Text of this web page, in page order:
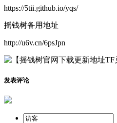
https://5tii.github.io/yqs/
摇钱树备用地址
http://u6v.cn/6psJpn
发表评论